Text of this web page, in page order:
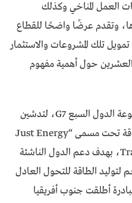
العمل المناخي وكذلك
وتقدم عرضًا واضحًا للقطاع
تلك المشروعات والاستثمار
حول أهمية مفهوم
ولفتت إلى المبادرة التي أطلقتها مجموعة الدول السبع G7، لتدشين
شراكات التحول العادل بقطاع الطاقة تحت مسمى “Just Energy
Transition Partnerships “JETPs، بهدف دعم الدول الناشئة
لتوليد الطاقة للتحول العادل
أطلقت جنوب أفريقيا